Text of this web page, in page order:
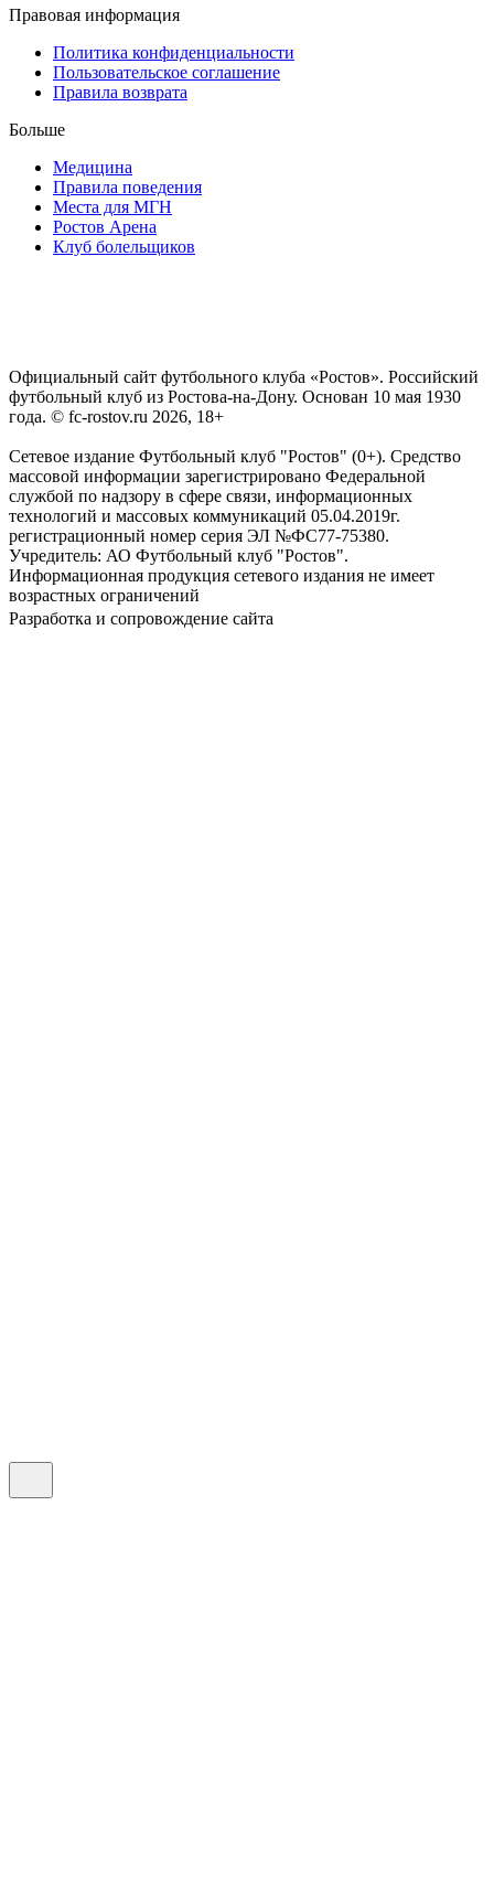
Правовая информация
Политика конфиденциальности
Пользовательское соглашение
Правила возврата
Больше
Медицина
Правила поведения
Места для МГН
Ростов Арена
Клуб болельщиков
Официальный сайт футбольного клуба «Ростов». Российский
футбольный клуб из Ростова-на-Дону. Основан 10 мая 1930
года. © fc-rostov.ru 2026, 18+
Сетевое издание Футбольный клуб "Ростов" (0+). Средство
массовой информации зарегистрировано Федеральной
службой по надзору в сфере связи, информационных
технологий и массовых коммуникаций 05.04.2019г.
регистрационный номер серия ЭЛ №ФС77-75380.
Учредитель: АО Футбольный клуб "Ростов".
Информационная продукция сетевого издания не имеет
возрастных ограничений
Разработка и сопровождение сайта